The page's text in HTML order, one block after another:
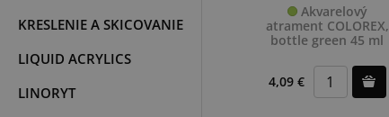
KRESLENIE A SKICOVANIE
LIQUID ACRYLICS
LINORYT
Akvarelový
atrament COLOREX,
bottle green 45 ml
4,09 €